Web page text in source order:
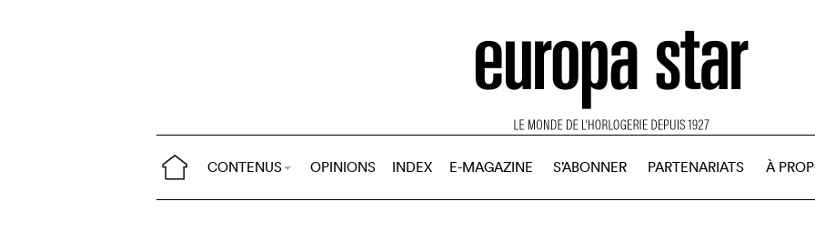
CONTENUS OPINIONS INDEX E-MAGAZINE S’ABONNER PARTENARIATS À